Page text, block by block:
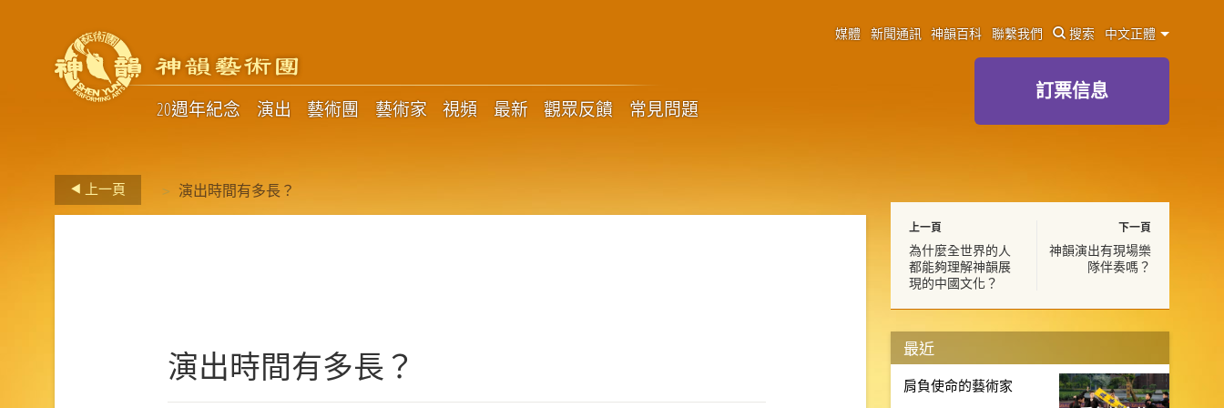
20週年紀念 演出 藝術團 藝術家 視頻 最新 觀眾反饋 常見問題
媒體 新聞通訊 神韻百科 聯繫我們 搜索 中文正體
訂票信息
上一頁 > 演出時間有多長？
演出時間有多長？
上一頁
為什麼全世界的人
都能夠理解神韻展
現的中國文化？
下一頁
神韻演出有現場樂
隊伴奏嗎？
最近
肩負使命的藝術家